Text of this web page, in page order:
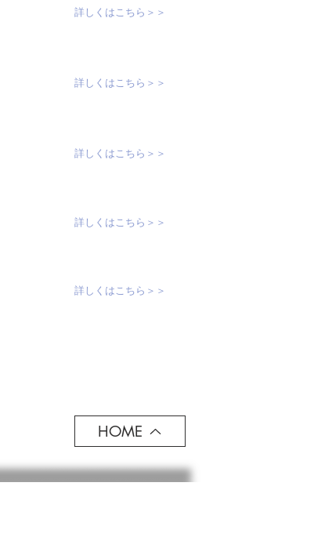
詳しくはこちら＞＞
詳しくはこちら＞＞
詳しくはこちら＞＞
詳しくはこちら＞＞
詳しくはこちら＞＞
HOME